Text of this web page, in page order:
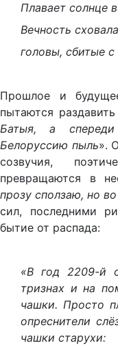
Плавает солнце
Вечность
головы, сбитые с
Прошлое и
пытаются
Батыя, а
Белоруссию пыль».
созвучия,
превращаются в
прозу сползаю, но
сил, последними
бытие от распада:
«В год 2209-й
тризнах и на
чашки. Просто
опреснители
чашки старухи: